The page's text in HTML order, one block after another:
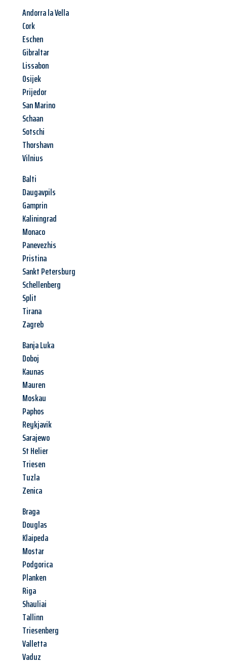
Andorra la Vella
Cork
Eschen
Gibraltar
Lissabon
Osijek
Prijedor
San Marino
Schaan
Sotschi
Thorshavn
Vilnius
Balti
Daugavpils
Gamprin
Kaliningrad
Monaco
Panevezhis
Pristina
Sankt Petersburg
Schellenberg
Split
Tirana
Zagreb
Banja Luka
Doboj
Kaunas
Mauren
Moskau
Paphos
Reykjavik
Sarajewo
St Helier
Triesen
Tuzla
Zenica
Braga
Douglas
Klaipeda
Mostar
Podgorica
Planken
Riga
Shauliai
Tallinn
Triesenberg
Valletta
Vaduz